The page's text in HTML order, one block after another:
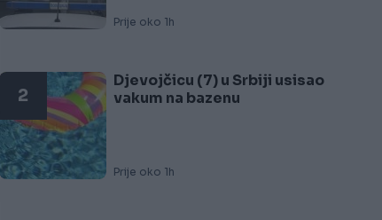
Prije oko 1h
2
Djevojčicu (7) u Srbiji usisao
vakum na bazenu
Prije oko 1h